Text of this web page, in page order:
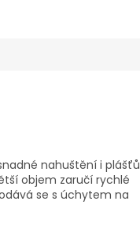
nahuštění i plášťů
objem zaručí rychlé
se s úchytem na